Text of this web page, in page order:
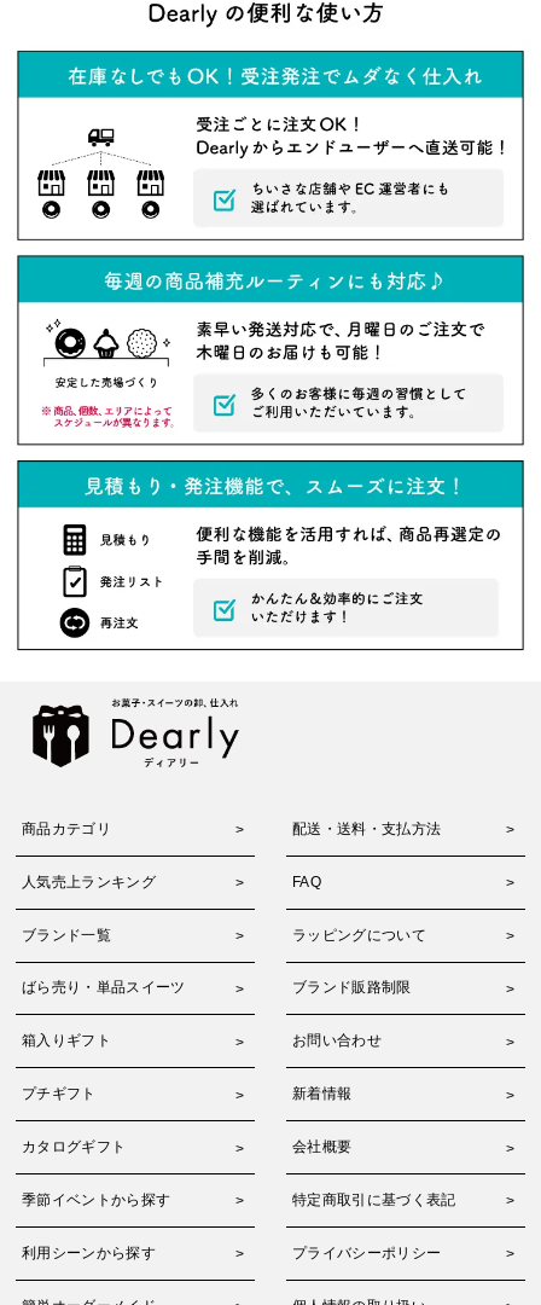
商品カテゴリ 配送・送料・支払方法
人気売上ランキング FAQ
ブランド一覧 ラッピングについて
ばら売り・単品スイーツ ブランド販路制限
箱入りギフト お問い合わせ
プチギフト 新着情報
カタログギフト 会社概要
季節イベントから探す 特定商取引に基づく表記
利用シーンから探す プライバシーポリシー